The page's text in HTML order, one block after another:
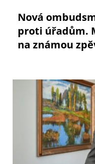
Nová
proti úřadům.
na známou